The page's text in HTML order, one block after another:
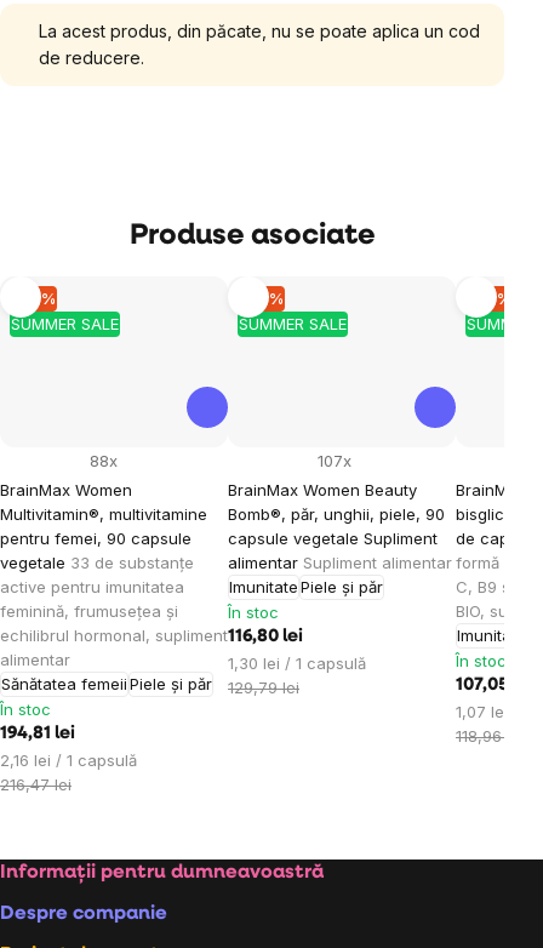
La acest produs, din păcate, nu se poate aplica un cod
de reducere.
Produse asociate
SUMMER SALE
–10 %
BrainMax Women
Multivitamin®, multivitamine
pentru femei, 90 capsule
vegetale 33 de substanțe
active pentru imunitatea
feminină, frumusețea și
echilibrul hormonal, supliment
alimentar
Sănătatea femeiiPiele și păr
88x
În stoc
194,81 lei
Evaluare
preţ:
2,16 lei / 1 capsulă
216,47 lei
SUMMER SALE
–10 %
BrainMax Women Beauty
Bomb®, păr, unghii, piele, 90
capsule vegetale Supliment
alimentar Supliment alimentar
ImunitatePiele și păr
107x
În stoc
116,80 lei
Evaluare
preţ:
1,30 lei / 1 capsulă
129,79 lei
SUMMER
–10 %
BrainMax
bisglicinat
de
formă
C, B9 și
BIO,
Imunitate
În stoc
107,05 lei
Evaluare
preţ:
1,07 lei / 1
118,96 lei
Subsol
Informații pentru dumneavoastră
Despre companie